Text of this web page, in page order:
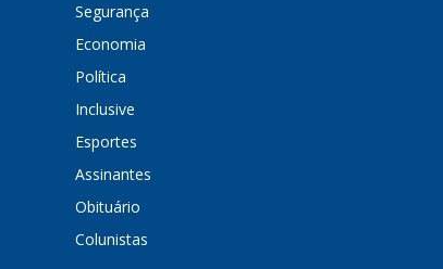
Segurança
Economia
Política
Inclusive
Esportes
Assinantes
Obituário
Colunistas